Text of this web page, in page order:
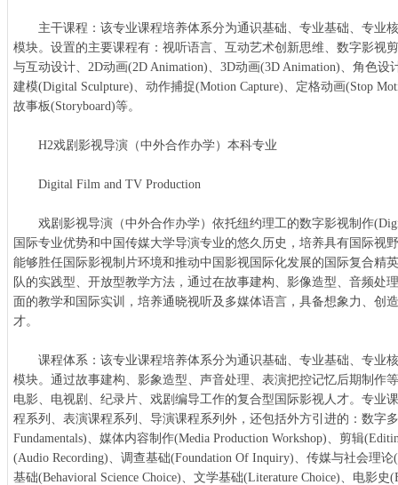
主干课程：该专业课程培养体系分为通识基础、专业基础、专业
模块。设置的主要课程有：视听语言、互动艺术创新思维、数字影视
与互动设计、2D动画(2D Animation)、3D动画(3D Animation)、角色设
建模(Digital Sculpture)、动作捕捉(Motion Capture)、定格动画(Stop
故事板(Storyboard)等。
H2戏剧影视导演（中外合作办学）本科专业
Digital Film and TV Production
戏剧影视导演（中外合作办学）依托纽约理工的数字影视制作
国际专业优势和中国传媒大学导演专业的悠久历史，培养具有国际视
能够胜任国际影视制片环境和推动中国影视国际化发展的国际复合精
队的实践型、开放型教学方法，通过在故事建构、影像造型、音频处
面的教学和国际实训，培养通晓视听及多媒体语言，具备想象力、创
才。
课程体系：该专业课程培养体系分为通识基础、专业基础、专业
模块。通过故事建构、影象造型、声音处理、表演把控记忆后期制作
电影、电视剧、纪录片、戏剧编导工作的复合型国际影视人才。专业
程系列、表演课程系列、导演课程系列外，还包括外方引进的：数字
Fundamentals)、媒体内容制作(Media Production Workshop)、剪辑
(Audio Recording)、调查基础(Foundation Of Inquiry)、传媒与社会理论
基础(Behavioral Science Choice)、文学基础(Literature Choice)、电影